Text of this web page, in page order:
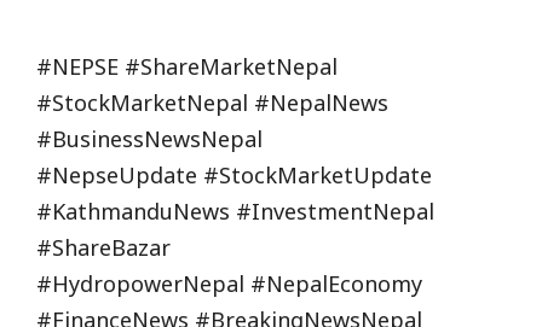
#NEPSE #ShareMarketNepal
#StockMarketNepal #NepalNews
#BusinessNewsNepal
#NepseUpdate #StockMarketUpdate
#KathmanduNews #InvestmentNepal
#ShareBazar
#HydropowerNepal #NepalEconomy
#FinanceNews #BreakingNewsNepal